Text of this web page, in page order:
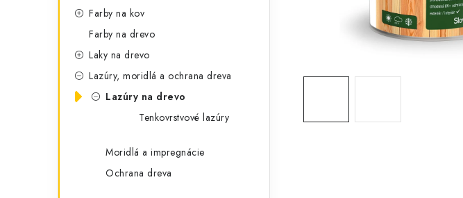
Farby na kov
Farby na drevo
Laky na drevo
Lazúry, moridlá a ochrana dreva
Lazúry na drevo
Tenkovrstvové lazúry
Moridlá a impregnácie
Ochrana dreva